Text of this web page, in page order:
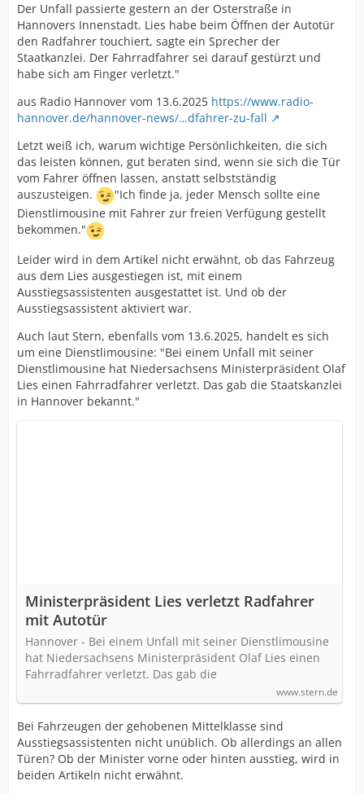
Der Unfall passierte gestern an der Osterstraße in
Hannovers Innenstadt. Lies habe beim Öffnen der Autotür
den Radfahrer touchiert, sagte ein Sprecher der
Staatkanzlei. Der Fahrradfahrer sei darauf gestürzt und
habe sich am Finger verletzt."
aus Radio Hannover vom 13.6.2025 https://www.radio-
hannover.de/hannover-news/…dfahrer-zu-fall
Letzt weiß ich, warum wichtige Persönlichkeiten, die sich
das leisten können, gut beraten sind, wenn sie sich die Tür
vom Fahrer öffnen lassen, anstatt selbstständig
auszusteigen.
"Ich finde ja, jeder Mensch sollte eine
Dienstlimousine mit Fahrer zur freien Verfügung gestellt
bekommen."
Leider wird in dem Artikel nicht erwähnt, ob das Fahrzeug
aus dem Lies ausgestiegen ist, mit einem
Ausstiegsassistenten ausgestattet ist. Und ob der
Ausstiegsassistent aktiviert war.
Auch laut Stern, ebenfalls vom 13.6.2025, handelt es sich
um eine Dienstlimousine: "Bei einem Unfall mit seiner
Dienstlimousine hat Niedersachsens Ministerpräsident Olaf
Lies einen Fahrradfahrer verletzt. Das gab die Staatskanzlei
in Hannover bekannt."
Ministerpräsident Lies verletzt Radfahrer
mit Autotür
Hannover - Bei einem Unfall mit seiner Dienstlimousine
hat Niedersachsens Ministerpräsident Olaf Lies einen
Fahrradfahrer verletzt. Das gab die
www.stern.de
Bei Fahrzeugen der gehobenen Mittelklasse sind
Ausstiegsassistenten nicht unüblich. Ob allerdings an allen
Türen? Ob der Minister vorne oder hinten ausstieg, wird in
beiden Artikeln nicht erwähnt.